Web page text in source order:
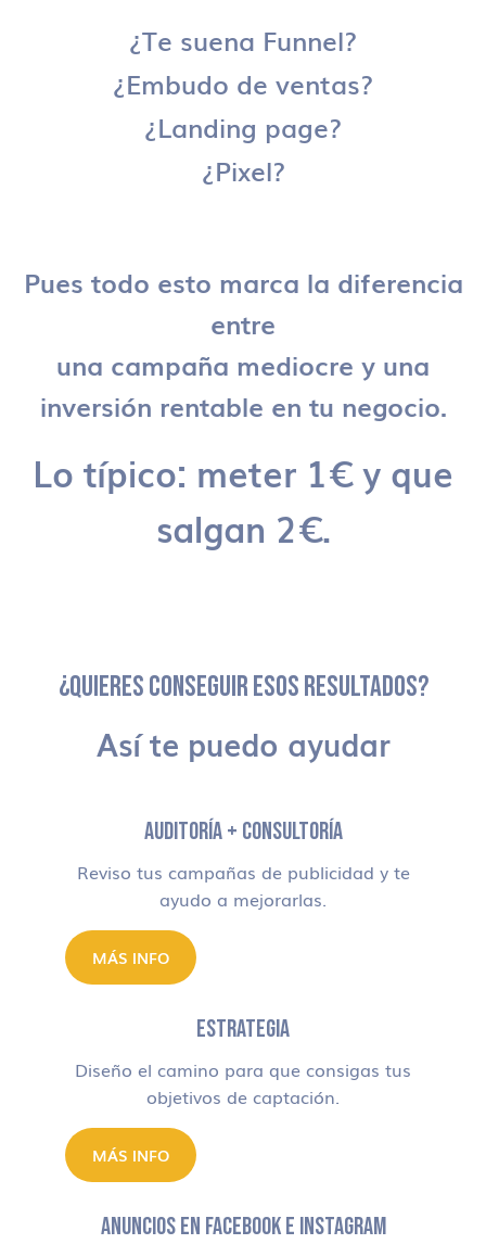
¿Te suena Funnel?
¿Embudo de ventas?
¿Landing page?
¿Pixel?
Pues todo esto marca la diferencia
entre
una campaña mediocre y una
inversión rentable en tu negocio.
Lo típico: meter 1€ y que
salgan 2€.
¿QUIERES CONSEGUIR ESOS RESULTADOS?
Así te puedo ayudar
AUDITORÍA + CONSULTORÍA
Reviso tus campañas de publicidad y te
ayudo a mejorarlas.
MÁS INFO
ESTRATEGIA
Diseño el camino para que consigas tus
objetivos de captación.
MÁS INFO
ANUNCIOS EN FACEBOOK E INSTAGRAM